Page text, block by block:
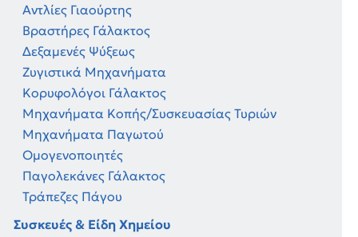
Αντλίες Γιαούρτης
Βραστήρες Γάλακτος
Δεξαμενές Ψύξεως
Ζυγιστικά Μηχανήματα
Κορυφολόγοι Γάλακτος
Μηχανήματα Κοπής/Συσκευασίας Τυριών
Μηχανήματα Παγωτού
Ομογενοποιητές
Παγολεκάνες Γάλακτος
Τράπεζες Πάγου
Συσκευές & Είδη Χημείου